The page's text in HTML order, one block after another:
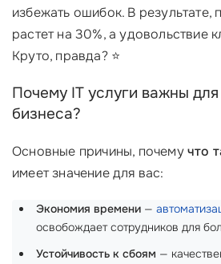
избежать ошибок. В результате,
растет на 30%, а удовольствие
Круто, правда? ⭐
Почему IT услуги важны
бизнеса?
Основные причины, почемучто
имеет значение для вас:
Экономия времени —
освобождает сотрудников для
Устойчивость к сбоям —